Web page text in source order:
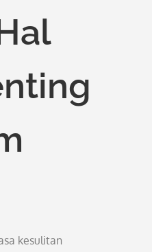
kesulitan